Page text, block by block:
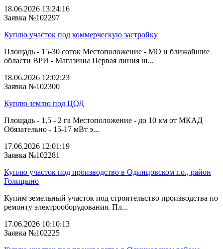
18.06.2026 13:24:16
Заявка №102297
Куплю участок под коммерческую застройку
Площадь - 15-30 соток Местоположение - МО и ближайшие
области ВРИ - Магазины Первая линия ш...
18.06.2026 12:02:23
Заявка №102300
Куплю землю под ЦОД
Площадь - 1,5 - 2 га Местоположение - до 10 км от МКАД
Обязательно - 15-17 мВт э...
17.06.2026 12:01:19
Заявка №102281
Куплю участок под производство в Одинцовском г.о., район
Голицыно
Купим земельный участок под строительство производства по
ремонту электрооборудования. Пл...
17.06.2026 10:10:13
Заявка №102225